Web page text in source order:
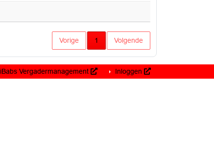
Vorige 1 Huidige pagina
Volgende
iBabs Vergadermanagement Inloggen